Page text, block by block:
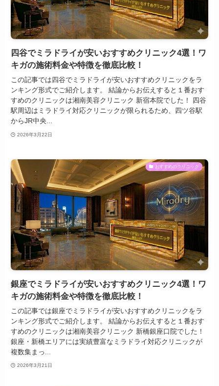
四谷でミラドライが安いおすすめクリニック4選！ワ
キガの施術料金や特徴を徹底比較！
この記事では四谷でミラドライが安いおすすめクリニックをラ
ンキング形式でご紹介します。 結論からお伝えすると１番おす
すめのクリニックは湘南美容クリニック 新宿本院でした！ 四谷
駅周辺はミラドライ対応クリニックが限られるため、四ツ谷駅
からJR中央...
2026年3月22日
おすすめのクリニック
銀座でミラドライが安いおすすめクリニック4選！ワ
キガの施術料金や特徴を徹底比較！
この記事では銀座でミラドライが安いおすすめクリニックをラ
ンキング形式でご紹介します。 結論からお伝えすると１番おす
すめのクリニックは湘南美容クリニック 新橋銀座口院でした！
銀座・新橋エリアには実績豊富なミラドライ対応クリニックが
複数集まっ...
2026年3月21日